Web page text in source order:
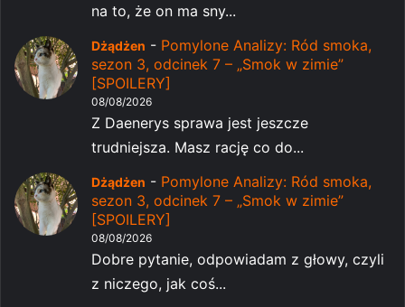
na to, że on ma sny...
Dżądżen - Pomylone Analizy: Ród smoka,
sezon 3, odcinek 7 – „Smok w zimie”
[SPOILERY]
08/08/2026
Z Daenerys sprawa jest jeszcze
trudniejsza. Masz rację co do...
Dżądżen - Pomylone Analizy: Ród smoka,
sezon 3, odcinek 7 – „Smok w zimie”
[SPOILERY]
08/08/2026
Dobre pytanie, odpowiadam z głowy, czyli
z niczego, jak coś...